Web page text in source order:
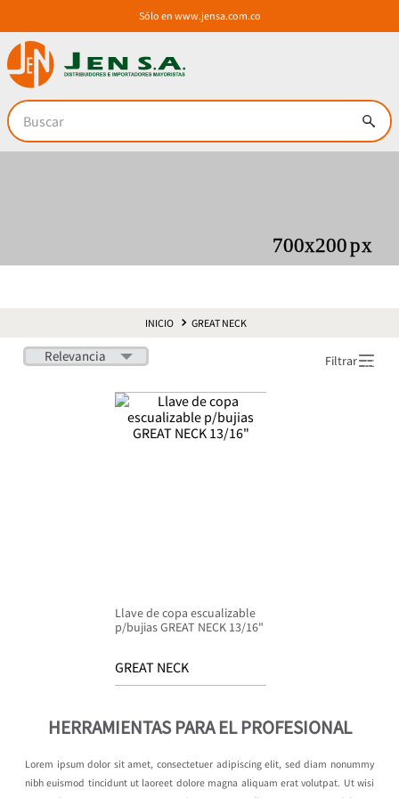
Sólo en www.jensa.com.co
Buscar
GREAT NECK
Relevancia Filtrar
Llave de copa escualizable
p/bujias GREAT NECK 13/16"
GREAT NECK
HERRAMIENTAS PARA EL PROFESIONAL
Lorem ipsum dolor sit amet, consectetuer adipiscing elit, sed diam nonummy
nibh euismod tincidunt ut laoreet dolore magna aliquam erat volutpat. Ut wisi